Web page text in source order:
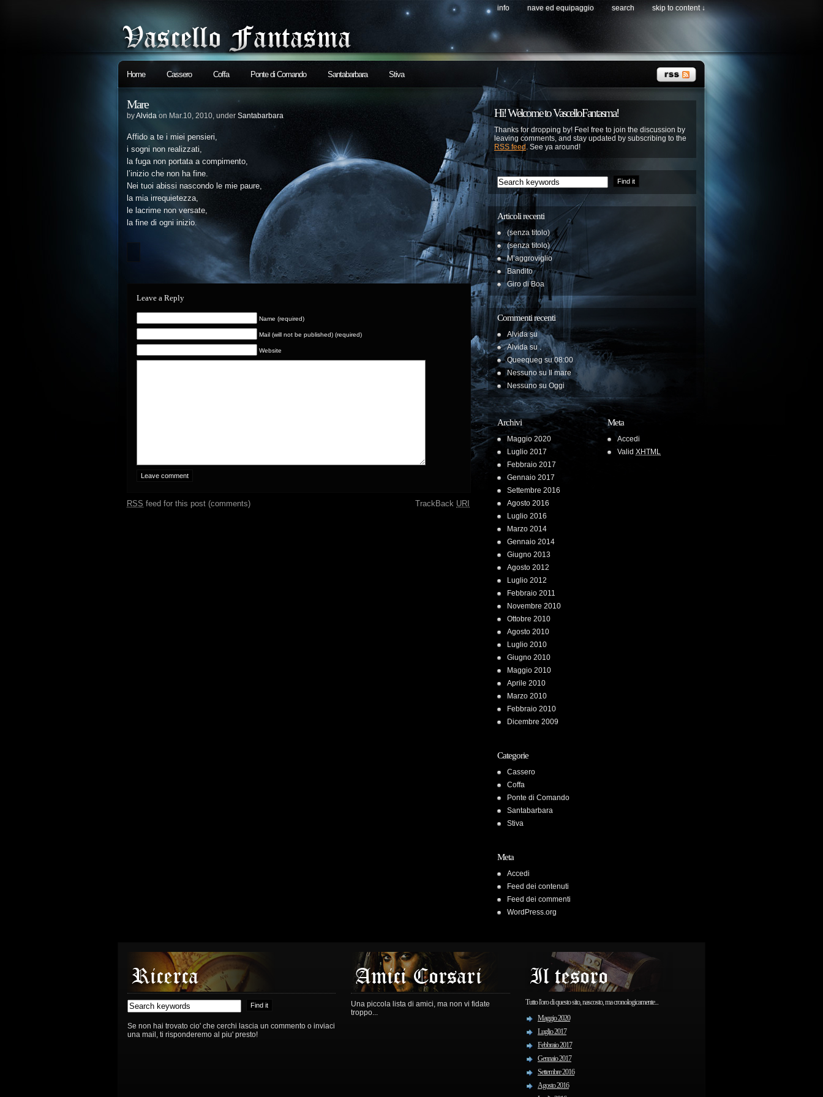
info nave ed equipaggio search skip to content ↓
Home Cassero Coffa Ponte di Comando Santabarbara Stiva
Mare
byAlvida on Mar.10, 2010, under Santabarbara
Affido a te i miei pensieri,
i sogni non realizzati,
la fuga non portata a compimento,
l’inizio che non ha fine.
Nei tuoi abissi nascondo le mie paure,
la mia irrequietezza,
le lacrime non versate,
la fine di ogni inizio.
Leave a Reply
Name (required)
Mail (will not be published) (required)
Website
RSS feed for this post (comments) TrackBack URI
Hi! Welcome to VascelloFantasma!
Thanks for dropping by! Feel free to join the discussion by
leaving comments, and stay updated by subscribing to the
RSS feed. See ya around!
Articoli recenti
(senza titolo)
(senza titolo)
M’aggroviglio
Bandito
Giro di Boa
Commenti recenti
Alvidasu
Alvidasu.
Queequegsu08:00
Nessunosu Il mare
Nessuno su Oggi
Archivi
Maggio 2020
Luglio 2017
Febbraio 2017
Gennaio 2017
Settembre 2016
Agosto 2016
Luglio 2016
Marzo 2014
Gennaio 2014
Giugno 2013
Agosto 2012
Luglio 2012
Febbraio 2011
Novembre 2010
Ottobre 2010
Agosto 2010
Luglio 2010
Giugno 2010
Maggio 2010
Aprile 2010
Marzo 2010
Febbraio 2010
Dicembre 2009
Categorie
Cassero
Coffa
Ponte di Comando
Santabarbara
Stiva
Meta
Accedi
Feed dei contenuti
Feed dei commenti
WordPress.org
Meta
Accedi
Valid XHTML
Se non hai trovato cio' che cerchi lascia un commento o inviaci
una mail, ti risponderemo al piu' presto!
Una piccola lista di amici, ma non vi fidate
troppo...
Tutto l'oro di questo sito, nascosto, ma cronologicamente...
Maggio 2020
Luglio 2017
Febbraio 2017
Gennaio 2017
Settembre 2016
Agosto 2016